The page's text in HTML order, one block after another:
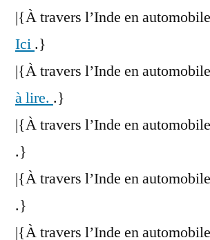
|{À travers l’Inde en
Ici .}
|{À travers l’Inde en
à lire. .}
|{À travers l’Inde en
.}
|{À travers l’Inde en
.}
|{À travers l’Inde en